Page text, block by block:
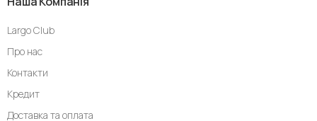
Largo Club
Про нас
Контакти
Кредит
Доставка та оплата